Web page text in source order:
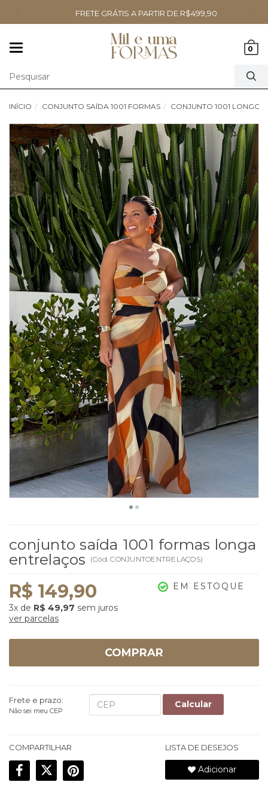
FRETE GRÁTIS A PARTIR DE R$499,90
0
INÍCIO CONJUNTO SAÍDA 1001 FORMAS CONJUNTO 1001 LONGO
conjunto saída 1001 formas longa
entrelaços
(Cód.CONJUNTOENTRELAÇOS)
R$ 149,90
3x de R$ 49,97 sem juros
ver parcelas
EM ESTOQUE
COMPRAR
Frete e prazo:
Não sei meu CEP
Calcular
COMPARTILHAR LISTA DE DESEJOS
Adicionar